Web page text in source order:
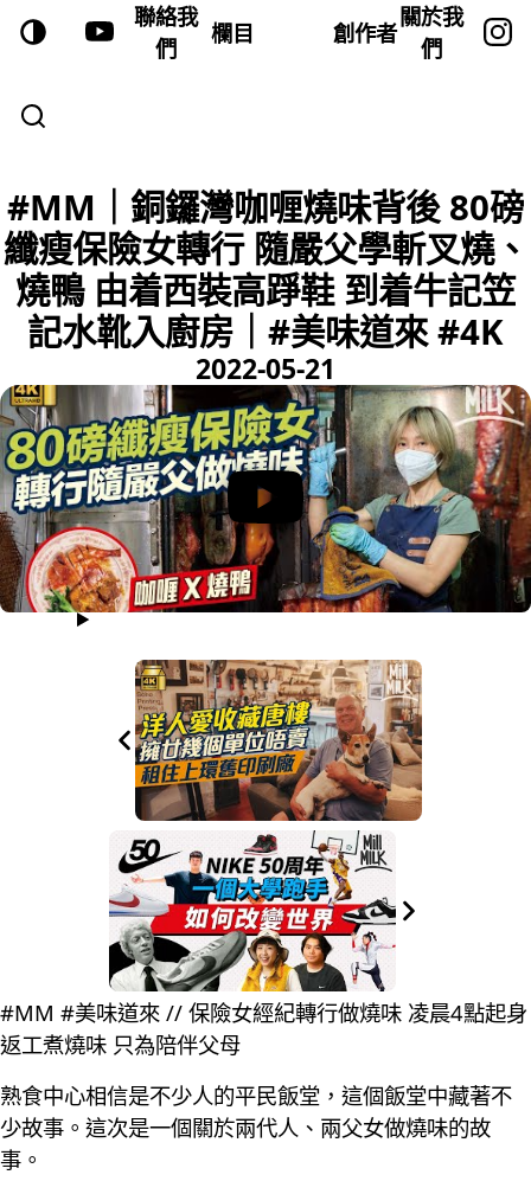
聯絡我
們
欄目 創作者
關於我
們
#MM｜銅鑼灣咖喱燒味背後 80磅
纖瘦保險女轉行 隨嚴父學斬叉燒、
燒鴨 由着西裝高踭鞋 到着牛記笠
記水靴入廚房｜#美味道來 #4K
2022-05-21
#MM #美味道來 // 保險女經紀轉行做燒味 凌晨4點起身
返工煮燒味 只為陪伴父母
熟食中心相信是不少人的平民飯堂，這個飯堂中藏著不
少故事。這次是一個關於兩代人、兩父女做燒味的故
事。